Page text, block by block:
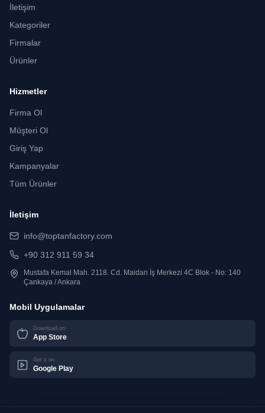
İletişim
Kategoriler
Firmalar
Ürünler
Hizmetler
Firma Ol
Müşteri Ol
Giriş Yap
Kampanyalar
Tüm Ürünler
İletişim
info@toptanfactory.com
+90 312 911 59 34
Mustafa Kemal Mah. 2118. Cd. Maidan İş Merkezi 4C Blok - No: 140
Çankaya / Ankara
Mobil Uygulamalar
Download on
App Store
Get it on
Google Play